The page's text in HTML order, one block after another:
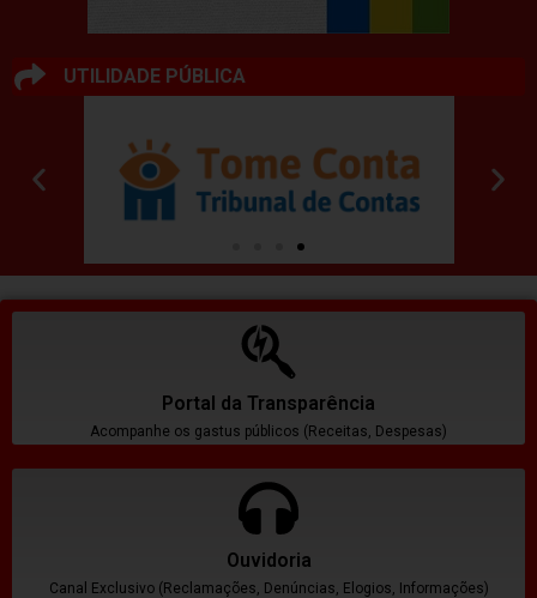
UTILIDADE PÚBLICA
Portal da Transparência
Acompanhe os gastus públicos (Receitas, Despesas)
Ouvidoria
Canal Exclusivo (Reclamações, Denúncias, Elogios, Informações)